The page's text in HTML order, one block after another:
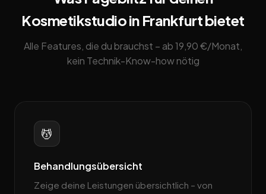
Kosmetikstudio in Frankfurt bietet
Alle Features, die du brauchst – ab 19,90 €/Monat,
kein Technik-Know-how nötig
💆
Behandlungsübersicht
Zeige deine Leistungen übersichtlich – von